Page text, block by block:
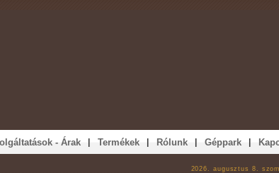
- Árak | Termékek | Rólunk | Géppark |
2026. augusztus 8.